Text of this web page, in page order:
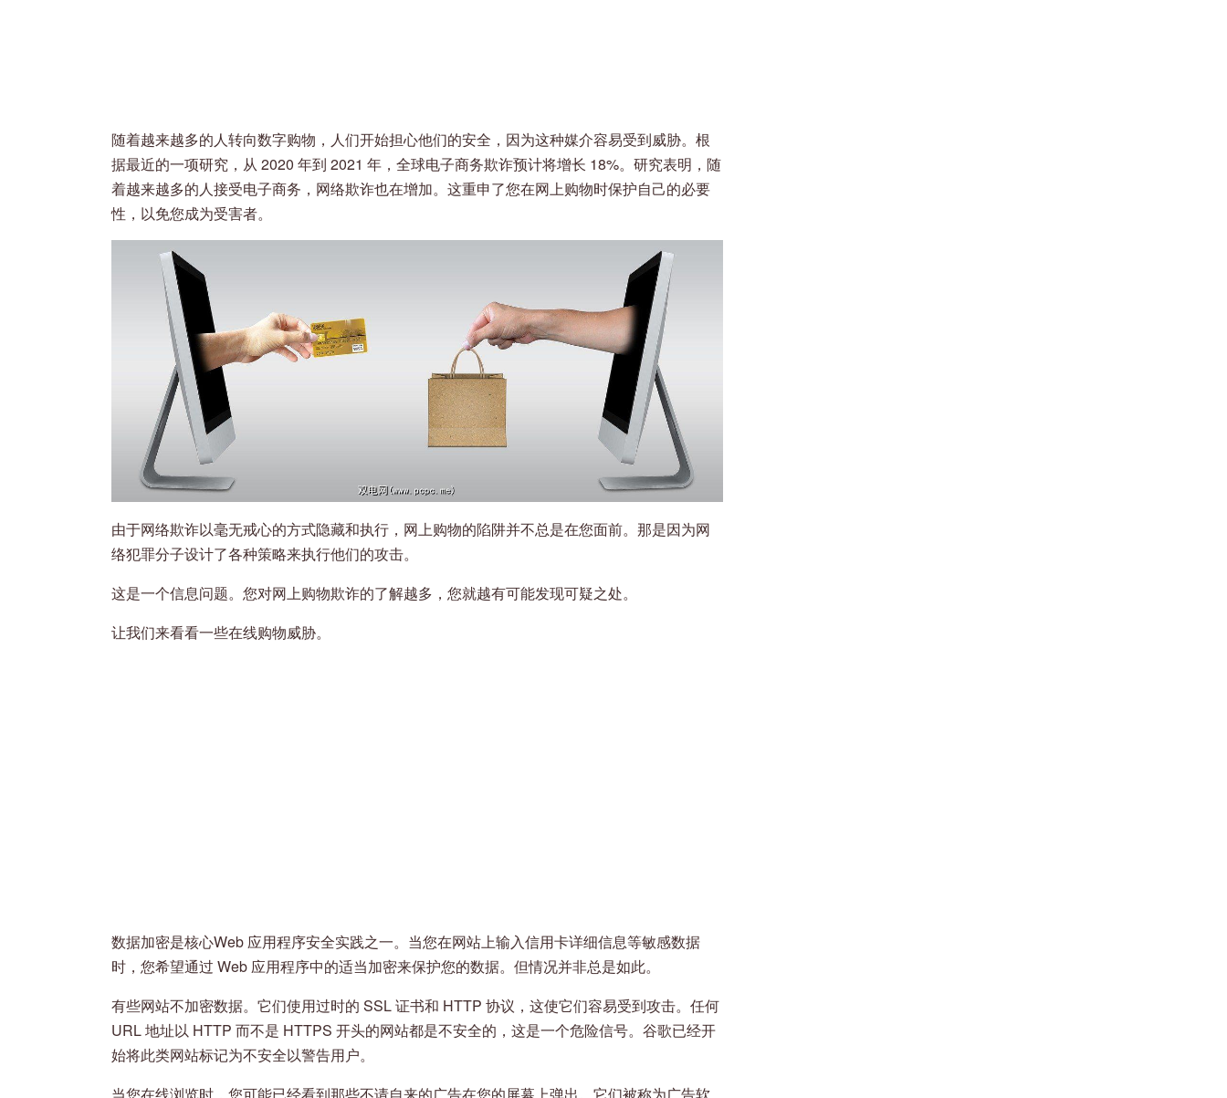
随着越来越多的人转向数字购物，人们开始担心他们的安全，因为这种媒介容易受到威胁。根
据最近的一项研究，从 2020 年到 2021 年，全球电子商务欺诈预计将增长 18%。研究表明，随
着越来越多的人接受电子商务，网络欺诈也在增加。这重申了您在网上购物时保护自己的必要
性，以免您成为受害者。
由于网络欺诈以毫无戒心的方式隐藏和执行，网上购物的陷阱并不总是在您面前。那是因为网
络犯罪分子设计了各种策略来执行他们的攻击。
这是一个信息问题。您对网上购物欺诈的了解越多，您就越有可能发现可疑之处。
让我们来看看一些在线购物威胁。
数据加密是核心Web 应用程序安全实践之一。当您在网站上输入信用卡详细信息等敏感数据
时，您希望通过 Web 应用程序中的适当加密来保护您的数据。但情况并非总是如此。
有些网站不加密数据。它们使用过时的 SSL 证书和 HTTP 协议，这使它们容易受到攻击。任何
URL 地址以 HTTP 而不是 HTTPS 开头的网站都是不安全的，这是一个危险信号。谷歌已经开
始将此类网站标记为不安全以警告用户。
当您在线浏览时，您可能已经看到那些不请自来的广告在您的屏幕上弹出。它们被称为广告软